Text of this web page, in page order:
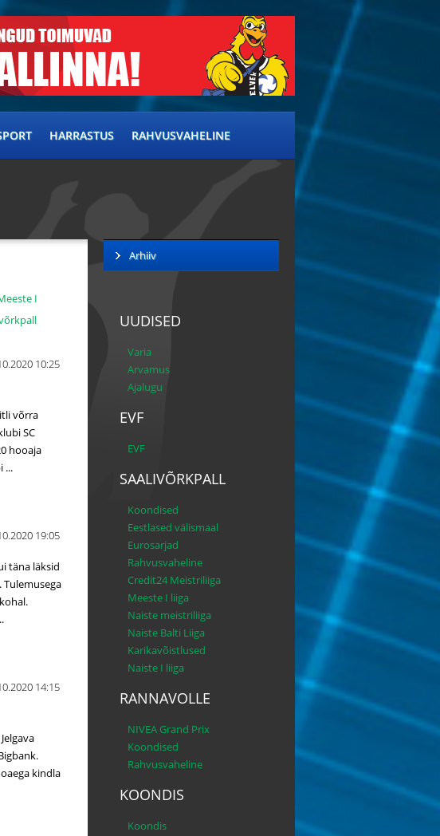
HARRASTUS RAHVUSVAHELINE
I
10:25
võrra
SC
hooaja
...
19:05
täna läksid
14:15
kindla
Arhiiv
UUDISED
Varia
Arvamus
Ajalugu
EVF
EVF
SAALIVÕRKPALL
Koondised
Eestlased välismaal
Eurosarjad
Rahvusvaheline
Credit24 Meistriliiga
Meeste I liiga
Naiste meistriliiga
Naiste Balti Liiga
Karikavõistlused
Naiste I liiga
RANNAVOLLE
NIVEA Grand Prix
Koondised
Rahvusvaheline
KOONDIS
Koondis